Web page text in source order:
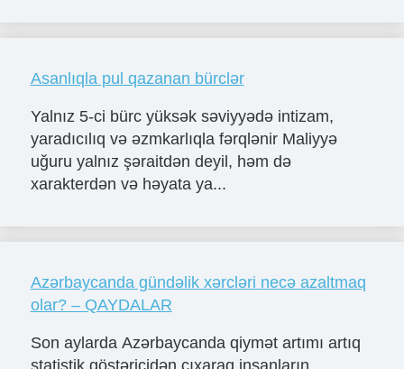
Asanlıqla pul qazanan bürclər
Yalnız 5-ci bürc yüksək səviyyədə intizam,
yaradıcılıq və əzmkarlıqla fərqlənir Maliyyə
uğuru yalnız şəraitdən deyil, həm də
xarakterdən və həyata ya...
Azərbaycanda gündəlik xərcləri necə azaltmaq
olar? – QAYDALAR
Son aylarda Azərbaycanda qiymət artımı artıq
statistik göstəricidən çıxaraq insanların